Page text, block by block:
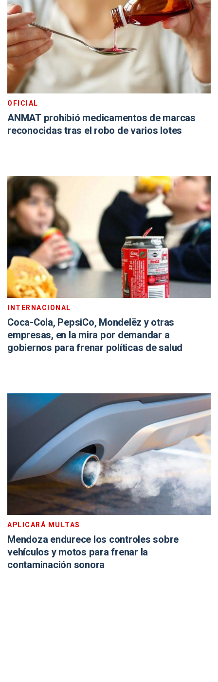
OFICIAL
ANMAT prohibió medicamentos de marcas
reconocidas tras el robo de varios lotes
INTERNACIONAL
Coca-Cola, PepsiCo, Mondelēz y otras
empresas, en la mira por demandar a
gobiernos para frenar políticas de salud
APLICARÁ MULTAS
Mendoza endurece los controles sobre
vehículos y motos para frenar la
contaminación sonora